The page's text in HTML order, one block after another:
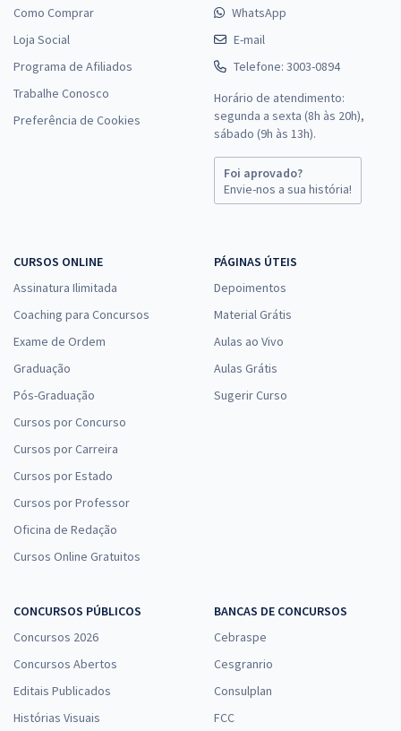
Como Comprar
Loja Social
Programa de Afiliados
Trabalhe Conosco
Preferência de Cookies
WhatsApp
E-mail
Telefone: 3003-0894
Horário de atendimento:
segunda a sexta (8h às 20h),
sábado (9h às 13h).
Foi aprovado?
Envie-nos a sua história!
CURSOS ONLINE
Assinatura Ilimitada
Coaching para Concursos
Exame de Ordem
Graduação
Pós-Graduação
Cursos por Concurso
Cursos por Carreira
Cursos por Estado
Cursos por Professor
Oficina de Redação
Cursos Online Gratuitos
PÁGINAS ÚTEIS
Depoimentos
Material Grátis
Aulas ao Vivo
Aulas Grátis
Sugerir Curso
CONCURSOS PÚBLICOS
Concursos 2026
Concursos Abertos
Editais Publicados
Histórias Visuais
BANCAS DE CONCURSOS
Cebraspe
Cesgranrio
Consulplan
FCC